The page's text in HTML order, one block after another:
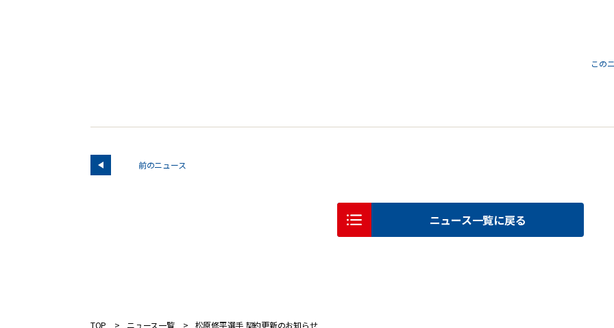
この
前のニュース
ニュース一覧に戻る
TOP ニュース一覧 松原修平選手 契約更新のお知らせ